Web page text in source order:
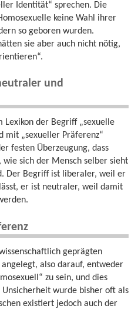
Identität“ sprechen. Die
keine Wahl ihrer
so geboren wurden.
sie aber auch nicht nötig,
und
Lexikon der Begriff „sexuelle
mit „sexueller Präferenz“
festen Überzeugung, dass
wie sich der Mensch selber sieht
Der Begriff ist liberaler, weil er
er ist neutraler, weil damit
geprägten
also darauf, entweder
zu sein, und dies
wurde bisher oft als
existiert jedoch auch der